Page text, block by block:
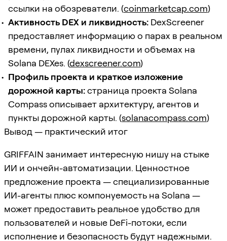
ссылки на обозреватели. (coinmarketcap.com)
Активность DEX и ликвидность: DexScreener
предоставляет информацию о парах в реальном
времени, пулах ликвидности и объемах на
Solana DEXes. (dexscreener.com)
Профиль проекта и краткое изложение
дорожной карты:страница проекта Solana
Compass описывает архитектуру, агентов и
пункты дорожной карты. (solanacompass.com)
Вывод — практический итог
GRIFFAIN занимает интересную нишу на стыке
ИИ и ончейн-автоматизации. Ценностное
предложение проекта — специализированные
ИИ-агенты плюс компонуемость на Solana —
может предоставить реальное удобство для
пользователей и новые DeFi-потоки, если
исполнение и безопасность будут надежными.